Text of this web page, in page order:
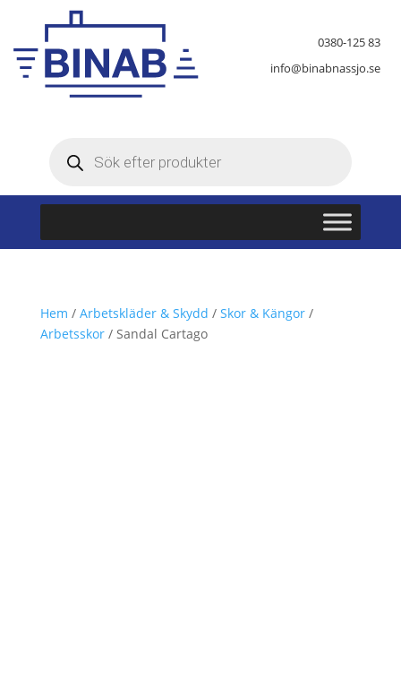
0380-125 83
info@binabnassjo.se
Hem / Arbetskläder & Skydd / Skor & Kängor/
Arbetsskor/ Sandal Cartago